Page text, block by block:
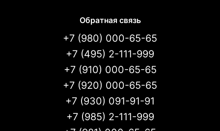
Обратная связь
+7 (980) 000-65-65
+7 (495) 2-111-999
+7 (910) 000-65-65
+7 (920) 000-65-65
+7 (930) 091-91-91
+7 (985) 2-111-999